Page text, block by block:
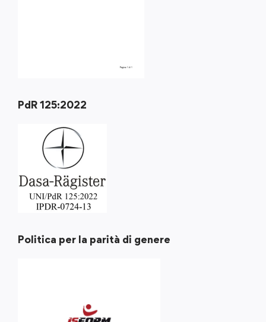
PdR 125:2022
Politica per la parità di genere